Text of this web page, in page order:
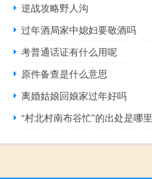
逆战攻略野人沟
过年酒局家中媳妇要敬酒吗
考普通话证有什么用呢
原件备查是什么意思
离婚姑娘回娘家过年好吗
“村北村南布谷忙”的出处是哪里